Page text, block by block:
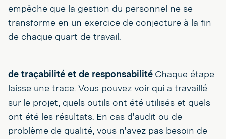
empêche que la gestion du personnel ne se
transforme en un exercice de conjecture à la fin
de chaque quart de travail.
de traçabilité et de responsabilité Chaque étape
laisse une trace. Vous pouvez voir qui a travaillé
sur le projet, quels outils ont été utilisés et quels
ont été les résultats. En cas d'audit ou de
problème de qualité, vous n'avez pas besoin de